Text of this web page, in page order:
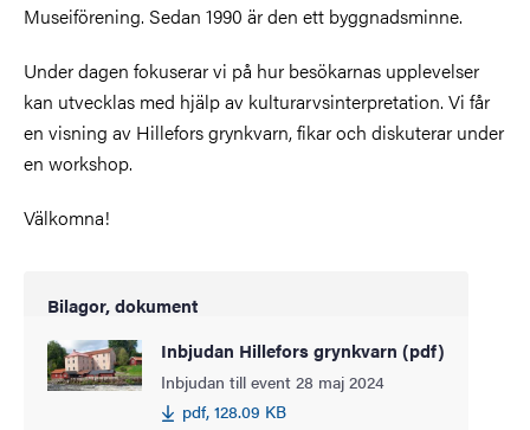
Museiförening. Sedan 1990 är den ett byggnadsminne.
Under dagen fokuserar vi på hur besökarnas upplevelser
kan utvecklas med hjälp av kulturarvsinterpretation. Vi får
en visning av Hillefors grynkvarn, fikar och diskuterar under
en workshop.
Välkomna!
Bilagor, dokument
Inbjudan Hillefors grynkvarn (pdf)
Inbjudan till event 28 maj 2024
pdf, 128.09 KB